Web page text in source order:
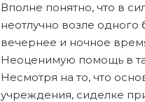
Вполне понятно, что в
неотлучно возле
вечернее и ночное
Неоценимую помощь в
Несмотря на то, что
учреждения, сиделке